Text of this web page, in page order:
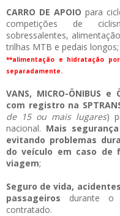
CARRO DE APOIO para
competições de
sobressalentes,
trilhas MTB e pedais longos;
**alimentação e hidratação
separadamente.
VANS, MICRO-ÔNIBUS
com registro na
de 15 ou mais lugares)
nacional. Mais
evitando problemas
do veículo em caso de
viagem;
Seguro de vida,
passageiros durante o
contratado.